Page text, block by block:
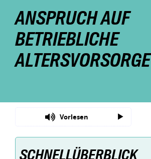
Nachhaltigkeit
Magazin
ANSPRUCH AUF
BETRIEBLICHE
Vorlesen